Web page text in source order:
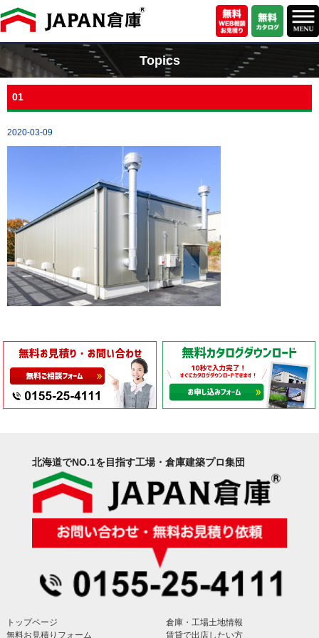
Topics
01
2020-03-09
北海道でNO.1を目指す工場・倉庫建築プロ集団
トップページ
無料お見積りフォーム
倉庫・工場土地情報
賃貸で出店したい方